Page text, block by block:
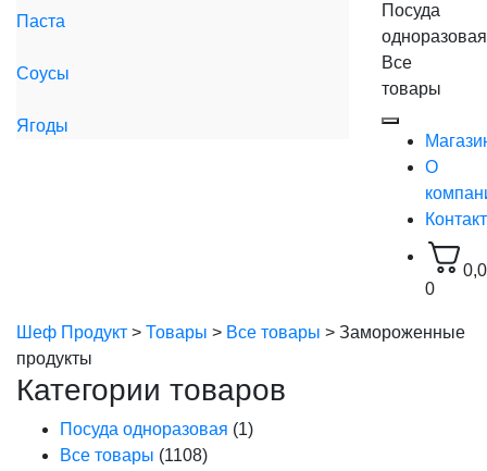
Паста
Соусы
Ягоды
Посуда
одноразовая
Все
товары
О
0
Шеф Продукт > Товары > Все товары > Замороженные
продукты
Категории товаров
Посуда одноразовая (1)
Все товары (1108)